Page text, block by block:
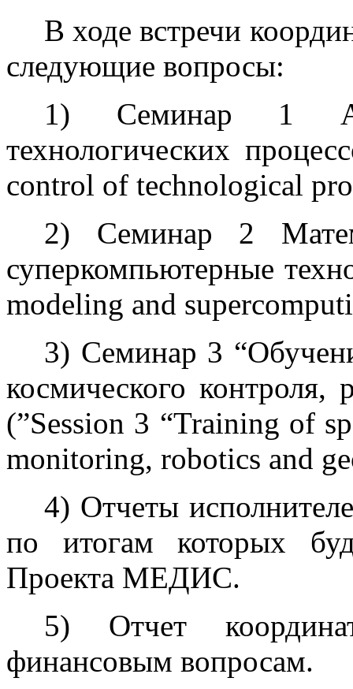
В ходе встречи
следующие вопросы:
1) Семинар 1
технологических
control of technological
2) Семинар 2
суперкомпьютерные
modeling and
3) Семинар 3
космического контроля,
(”Session 3 “Training of
monitoring, robotics and
4) Отчеты
по итогам которых
Проекта МЕДИС.
5) Отчет
финансовым вопросам.